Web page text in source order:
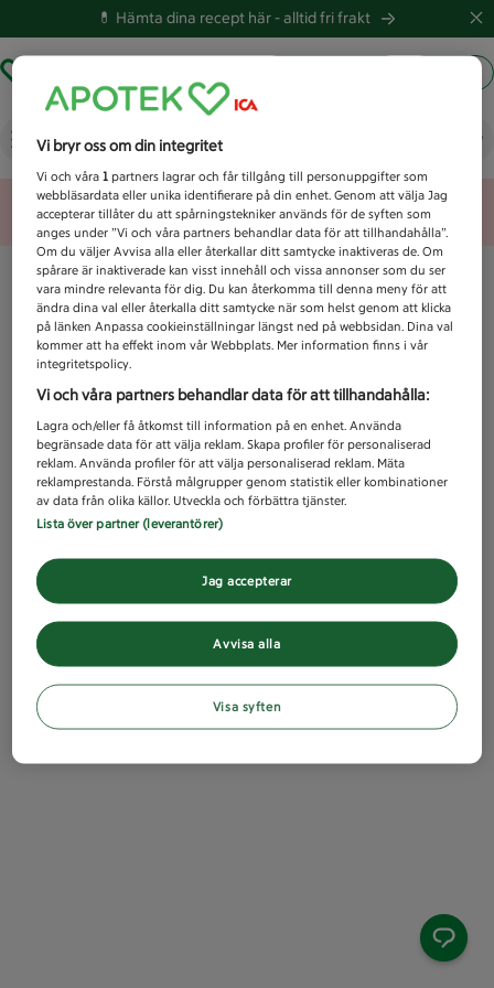
💊 Hämta dina recept här -alltid fri frakt
Vad letar du efter idag?
Unknown error
Vi bryr oss om din integritet
Vi och våra1 partners lagrar och får tillgång till personuppgifter som
webbläsardata eller unika identifierare på din enhet. Genom att välja Jag
accepterar tillåter du att spårningstekniker används för de syften som
anges under ”Vi och våra partners behandlar data för att tillhandahålla”.
Om du väljer Avvisa alla eller återkallar ditt samtycke inaktiveras de. Om
spårare är inaktiverade kan visst innehåll och vissa annonser som du ser
vara mindre relevanta för dig. Du kan återkomma till denna meny för att
ändra dina val eller återkalla ditt samtycke när som helst genom att klicka
på länken Anpassa cookieinställningar längst ned på webbsidan. Dina val
kommer att ha effekt inom vår Webbplats. Mer information finns i vår
integritetspolicy.
Vi och våra partners behandlar data för att tillhandahålla:
Lagra och/eller få åtkomst till information på en enhet. Använda
begränsade data för att välja reklam. Skapa profiler för personaliserad
reklam. Använda profiler för att välja personaliserad reklam. Mäta
reklamprestanda. Förstå målgrupper genom statistik eller kombinationer
av data från olika källor. Utveckla och förbättra tjänster.
Lista över partner (leverantörer)
Avvisa alla
Jag accepterar
Visa syften